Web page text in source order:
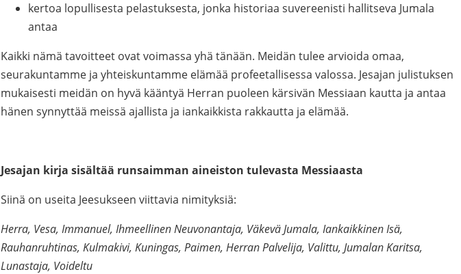
kertoa lopullisesta pelastuksesta, jonka historiaa suvereenisti hallitseva Jumala
antaa
Kaikki nämä tavoitteet ovat voimassa yhä tänään. Meidän tulee arvioida omaa,
seurakuntamme ja yhteiskuntamme elämää profeetallisessa valossa. Jesajan julistuksen
mukaisesti meidän on hyvä kääntyä Herran puoleen kärsivän Messiaan kautta ja antaa
hänen synnyttää meissä ajallista ja iankaikkista rakkautta ja elämää.
Jesajan kirja sisältää runsaimman aineiston tulevasta Messiaasta
Siinä on useita Jeesukseen viittavia nimityksiä:
Herra, Vesa, Immanuel, Ihmeellinen Neuvonantaja, Väkevä Jumala, Iankaikkinen Isä,
Rauhanruhtinas, Kulmakivi, Kuningas, Paimen, Herran Palvelija, Valittu, Jumalan Karitsa,
Lunastaja, Voideltu